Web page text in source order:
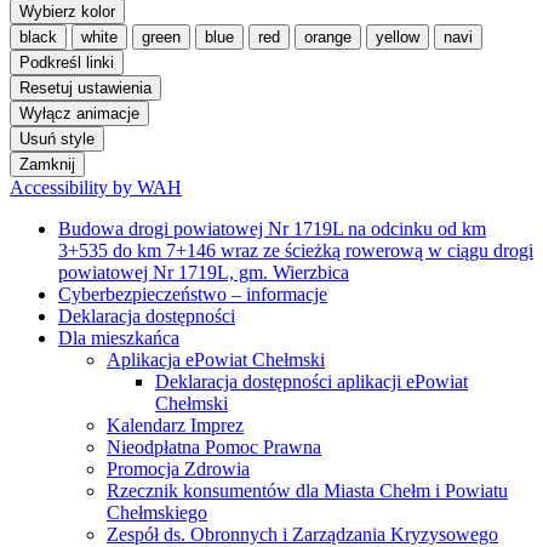
Wybierz kolor
black
white green blue red orange yellow
navi
Podkreśl linki
Resetuj ustawienia
Wyłącz animacje
Usuń style
Zamknij
Accessibility by WAH
Budowa drogi powiatowej Nr 1719L na odcinku od km
3+535 do km 7+146 wraz ze ścieżką rowerową w ciągu drogi
powiatowej Nr 1719L, gm. Wierzbica
Cyberbezpieczeństwo – informacje
Deklaracja dostępności
Dla mieszkańca
Aplikacja ePowiat Chełmski
Deklaracja dostępności aplikacji ePowiat
Chełmski
Kalendarz Imprez
Nieodpłatna Pomoc Prawna
Promocja Zdrowia
Rzecznik konsumentów dla Miasta Chełm i Powiatu
Chełmskiego
Zespół ds. Obronnych i Zarządzania Kryzysowego